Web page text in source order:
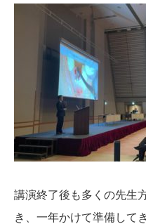
講演終了後も多くの先生
き、一年かけて準備して